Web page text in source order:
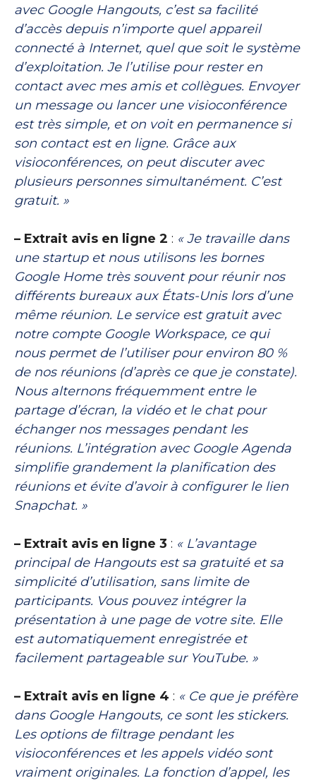
avec Google Hangouts, c’est sa facilité
d’accès depuis n’importe quel appareil
connecté à Internet, quel que soit le système
d’exploitation. Je l’utilise pour rester en
contact avec mes amis et collègues. Envoyer
un message ou lancer une visioconférence
est très simple, et on voit en permanence si
son contact est en ligne. Grâce aux
visioconférences, on peut discuter avec
plusieurs personnes simultanément. C’est
gratuit. »
– Extrait avis en ligne 2 : « Je travaille dans
une startup et nous utilisons les bornes
Google Home très souvent pour réunir nos
différents bureaux aux États-Unis lors d’une
même réunion. Le service est gratuit avec
notre compte Google Workspace, ce qui
nous permet de l’utiliser pour environ 80 %
de nos réunions (d’après ce que je constate).
Nous alternons fréquemment entre le
partage d’écran, la vidéo et le chat pour
échanger nos messages pendant les
réunions. L’intégration avec Google Agenda
simplifie grandement la planification des
réunions et évite d’avoir à configurer le lien
Snapchat. »
– Extrait avis en ligne 3 : « L’avantage
principal de Hangouts est sa gratuité et sa
simplicité d’utilisation, sans limite de
participants. Vous pouvez intégrer la
présentation à une page de votre site. Elle
est automatiquement enregistrée et
facilement partageable sur YouTube. »
– Extrait avis en ligne 4 : « Ce que je préfère
dans Google Hangouts, ce sont les stickers.
Les options de filtrage pendant les
visioconférences et les appels vidéo sont
vraiment originales. La fonction d’appel, les